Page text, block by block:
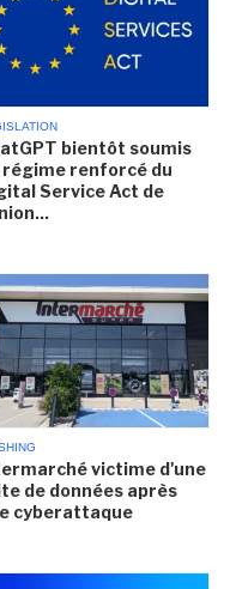
bientôt soumis
régime renforcé du
Service Act de
victime d'une
de données après
cyberattaque